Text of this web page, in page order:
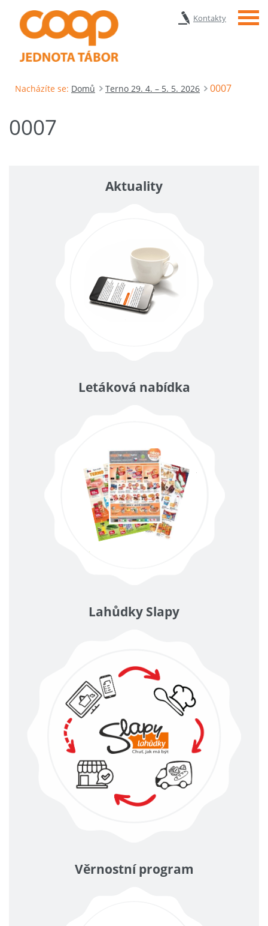
Kontakty Menu
Nacházíte se: Domů Terno 29. 4. – 5. 5. 2026 0007
0007
Aktuality
Letáková nabídka
Lahůdky Slapy
Věrnostní program